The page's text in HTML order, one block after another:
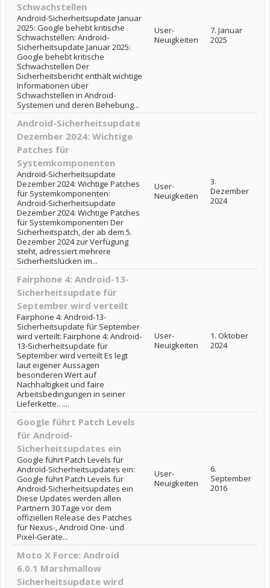
Schwachstellen
Android-Sicherheitsupdate Januar
2025: Google behebt kritische
Schwachstellen: Android-
Sicherheitsupdate Januar 2025:
Google behebt kritische
Schwachstellen Der
Sicherheitsbericht enthält wichtige
Informationen über
Schwachstellen in Android-
Systemen und deren Behebung...
User-
Neuigkeiten
7. Januar
2025
Android-Sicherheitsupdate
Dezember 2024: Wichtige
Patches für
Systemkomponenten
Android-Sicherheitsupdate
Dezember 2024: Wichtige Patches
für Systemkomponenten:
Android-Sicherheitsupdate
Dezember 2024: Wichtige Patches
für Systemkomponenten Der
Sicherheitspatch, der ab dem 5.
Dezember 2024 zur Verfügung
steht, adressiert mehrere
Sicherheitslücken im...
User-
Neuigkeiten
3.
Dezember
2024
Fairphone 4: Android-13-
Sicherheitsupdate für
September wird verteilt
Fairphone 4: Android-13-
Sicherheitsupdate für September
wird verteilt: Fairphone 4: Android-
13-Sicherheitsupdate für
September wird verteilt Es legt
laut eigener Aussagen
besonderen Wert auf
Nachhaltigkeit und faire
Arbeitsbedingungen in seiner
Lieferkette.. ....
User-
Neuigkeiten
1. Oktober
2024
Google führt Patch Levels
für Android-
Sicherheitsupdates ein
Google führt Patch Levels für
Android-Sicherheitsupdates ein:
Google führt Patch Levels für
Android-Sicherheitsupdates ein
Diese Updates werden allen
Partnern 30 Tage vor dem
offiziellen Release des Patches
für Nexus-, Android One- und
Pixel-Geräte...
User-
Neuigkeiten
6.
September
2016
Moto X Force: Android
6.0.1 Marshmallow
Sicherheitsupdate wird